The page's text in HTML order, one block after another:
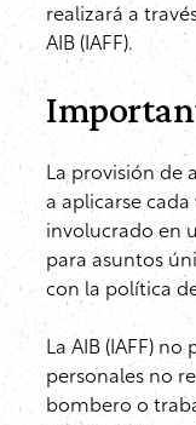
realizará a
AIB (IAFF).
La provisión de
a aplicarse
involucrado en
para asuntos
con la política de
La AIB (IAFF)
personales no
bombero o